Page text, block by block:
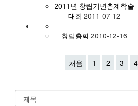
2011년 창립기년춘계학술
대회 2011-07-12
창립총회 2010-12-16
처음 1 2 3 4